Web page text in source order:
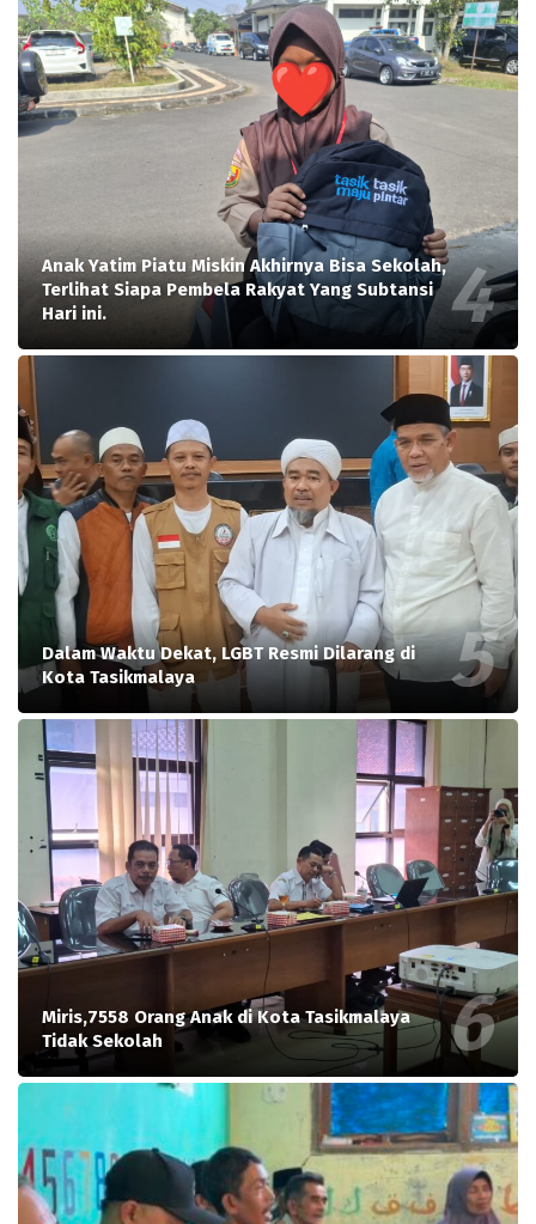
Anak Yatim Piatu Miskin Akhirnya Bisa Sekolah,
Terlihat Siapa Pembela Rakyat Yang Subtansi
Hari ini.
Dalam Waktu Dekat, LGBT Resmi Dilarang di
Kota Tasikmalaya
Miris,7558 Orang Anak di Kota Tasikmalaya
Tidak Sekolah